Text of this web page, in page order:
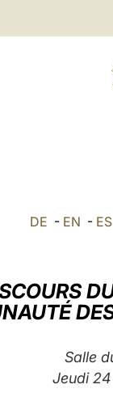
DE - EN - ES
Salle
Jeudi